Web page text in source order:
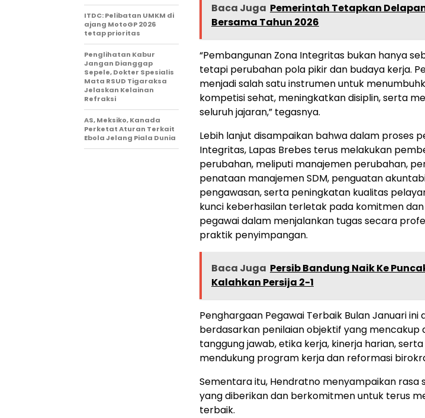
Baca Juga Pemerintah Tetapkan
Bersama Tahun 2026
“Pembangunan Zona Integritas bukan hanya
tetapi perubahan pola pikir dan budaya kerja.
menjadi salah satu instrumen untuk
kompetisi sehat, meningkatkan disiplin, serta
seluruh jajaran,” tegasnya.
Lebih lanjut disampaikan bahwa dalam proses
Integritas, Lapas Brebes terus melakukan
perubahan, meliputi manajemen perubahan,
penataan manajemen SDM, penguatan
pengawasan, serta peningkatan kualitas
kunci keberhasilan terletak pada komitmen dan
pegawai dalam menjalankan tugas secara
praktik penyimpangan.
Baca Juga Persib Bandung Naik Ke
Kalahkan Persija 2-1
Penghargaan Pegawai Terbaik Bulan Januari ini
berdasarkan penilaian objektif yang mencakup
tanggung jawab, etika kerja, kinerja harian,
mendukung program kerja dan reformasi
Sementara itu, Hendratno menyampaikan rasa
yang diberikan dan berkomitmen untuk terus
terbaik.
ITDC: Pelibatan UMKM di
ajang MotoGP 2026
tetap prioritas
Penglihatan Kabur
Jangan Dianggap
Sepele, Dokter Spesialis
Mata RSUD Tigaraksa
Jelaskan Kelainan
Refraksi
AS, Meksiko, Kanada
Perketat Aturan Terkait
Ebola Jelang Piala Dunia